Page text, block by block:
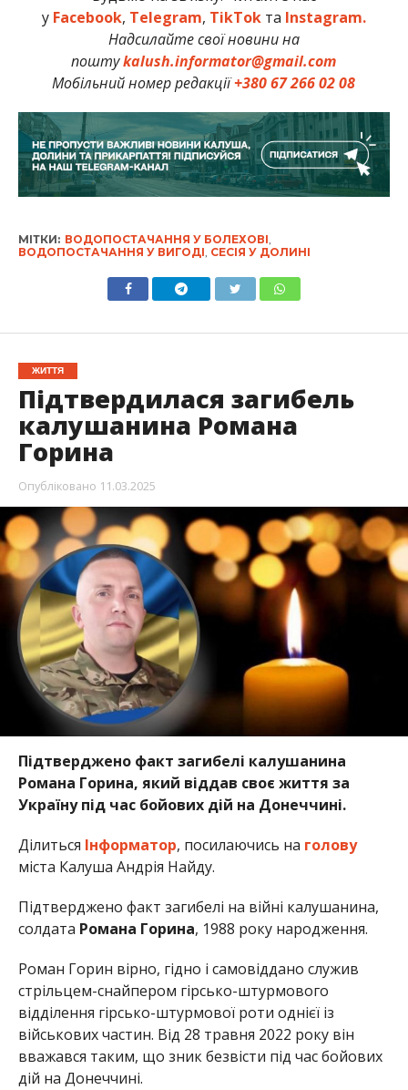
у Facebook, Telegram, TikTokта Instagram.
Надсилайте свої новини на
поштуkalush.informator@gmail.com
Мобільний номер редакції+380 67 266 02 08
МІТКИ: ВОДОПОСТАЧАННЯ У БОЛЕХОВІ,
ВОДОПОСТАЧАННЯ У ВИГОДІ, СЕСІЯ У ДОЛИНІ
ЖИТТЯ
Підтвердилася загибель
калушанина Романа
Горина
Опубліковано 11.03.2025
Підтверджено факт загибелі калушанина
Романа Горина, який віддав своє життя за
Україну під час бойових дій на Донеччині.
Ділиться Інформатор, посилаючись на голову
міста Калуша Андрія Найду.
Підтверджено факт загибелі на війні калушанина,
солдата Романа Горина, 1988 року народження.
Роман Горин вірно, гідно і самовіддано служив
стрільцем-снайпером гірсько-штурмового
відділення гірсько-штурмової роти однієї із
військових частин. Від 28 травня 2022 року він
вважався таким, що зник безвісти під час бойових
дій на Донеччині.